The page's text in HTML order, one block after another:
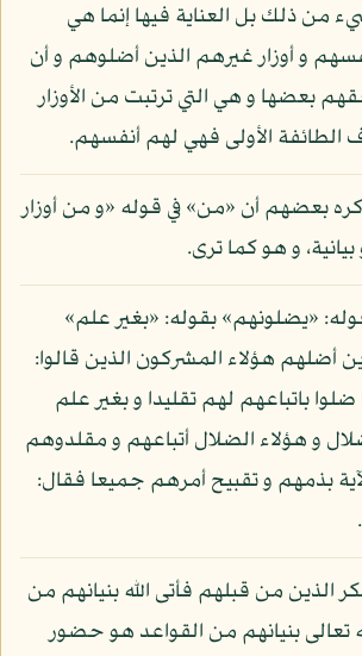
من ذلك بل العناية فيها إنما هي
و أوزار غيرهم الذين أضلوهم و أن
بعضها و هي التي ترتبت من الأوزار
الطائفة الأولى فهي لهم أنفسهم.
بعضهم أن «من» في قوله «و من أوزار
بيانية، و هو كما ترى.
«يضلونهم» بقوله: «بغير علم»
أضلهم هؤلاء المشركون الذين قالوا:
ضلوا باتباعهم لهم تقليدا و بغير علم
و هؤلاء الضلال أتباعهم و مقلدوهم
بذمهم و تقبيح أمرهم جميعا فقال:
الذين من قبلهم فأتى الله بنيانهم من
تعالى بنيانهم من القواعد هو حضور